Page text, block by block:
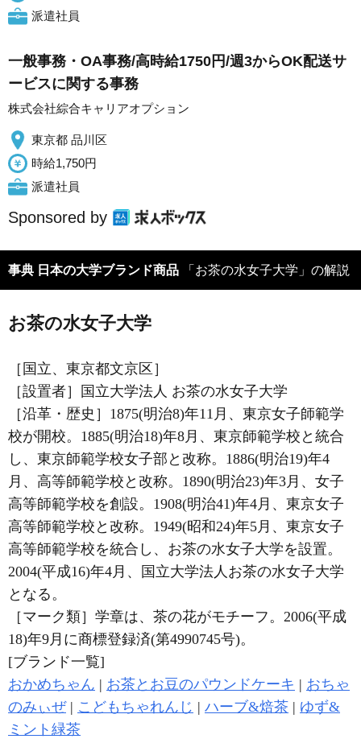
派遣社員
一般事務・OA事務/高時給1750円/週3からOK配送サ
ービスに関する事務
株式会社綜合キャリアオプション
東京都 品川区
時給1,750円
派遣社員
Sponsored by
事典 日本の大学ブランド商品 「お茶の水女子大学」の解説
お茶の水女子大学
［国立、東京都文京区］
［設置者］国立大学法人 お茶の水女子大学
［沿革・歴史］1875(明治8)年11月、東京女子師範学
校が開校。1885(明治18)年8月、東京師範学校と統合
し、東京師範学校女子部と改称。1886(明治19)年4
月、高等師範学校と改称。1890(明治23)年3月、女子
高等師範学校を創設。1908(明治41)年4月、東京女子
高等師範学校と改称。1949(昭和24)年5月、東京女子
高等師範学校を統合し、お茶の水女子大学を設置。
2004(平成16)年4月、国立大学法人お茶の水女子大学
となる。
［マーク類］学章は、茶の花がモチーフ。2006(平成
18)年9月に商標登録済(第4990745号)。
[ブランド一覧]
おかめちゃん | お茶とお豆のパウンドケーキ | おちゃ
のみぃぜ| こどもちゃれんじ | ハーブ&焙茶 | ゆず&
ミント緑茶